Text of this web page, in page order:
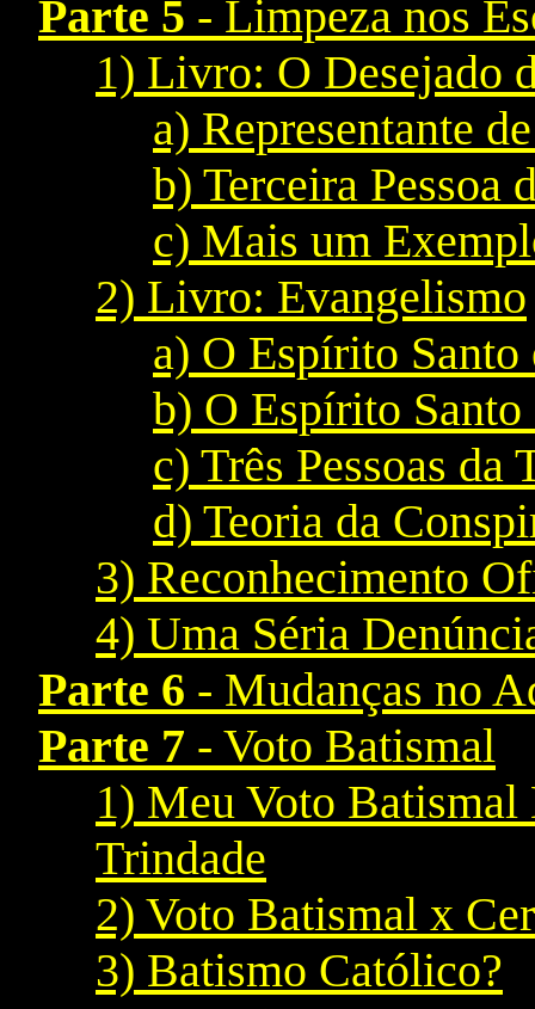
Parte 5 - Limpeza nos
1) Livro: O Desejado
a) Representante
b) Terceira Pessoa
c) Mais um
2) Livro: Evangelismo
a) O Espírito Santo
b) O Espírito Santo
c) Três Pessoas da
d) Teoria da
3) Reconhecimento
4) Uma Séria
Parte 6 - Mudanças no
Parte 7 - Voto Batismal
1) Meu Voto Batismal
Trindade
2) Voto Batismal x
3) Batismo Católico?